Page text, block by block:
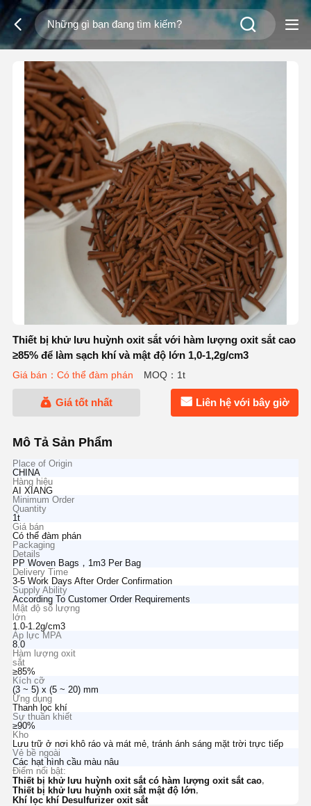
Thiết bị khử lưu huỳnh oxit sắt với hàm lượng oxit sắt cao
≥85% để làm sạch khí và mật độ lớn 1,0-1,2g/cm3
Giá bán：Có thể đàm phán MOQ：1t
Giá tốt nhất Liên hệ với bây giờ
Mô Tả Sản Phẩm
Place of Origin
CHINA
Hàng hiệu
AI XIANG
Minimum Order
Quantity
1t
Giá bán
Có thể đàm phán
Packaging
Details
PP Woven Bags，1m3 Per Bag
Delivery Time
3-5 Work Days After Order Confirmation
Supply Ability
According To Customer Order Requirements
Mật độ số lượng
lớn
1.0-1.2g/cm3
Áp lực MPA
8.0
Hàm lượng oxit
sắt
≥85%
Kích cỡ
(3 ~ 5) x (5 ~ 20) mm
Ứng dụng
Thanh lọc khí
Sự thuần khiết
≥90%
Kho
Lưu trữ ở nơi khô ráo và mát mẻ, tránh ánh sáng mặt trời trực tiếp
Vẻ bề ngoài
Các hạt hình cầu màu nâu
Điểm nổi bật:
Thiết bị khử lưu huỳnh oxit sắt có hàm lượng oxit sắt cao,
Thiết bị khử lưu huỳnh oxit sắt mật độ lớn,
Khí lọc khí Desulfurizer oxit sắt